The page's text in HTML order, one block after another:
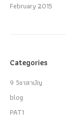
February 2015
Categories
9 วิชาสามัญ
blog
PAT1